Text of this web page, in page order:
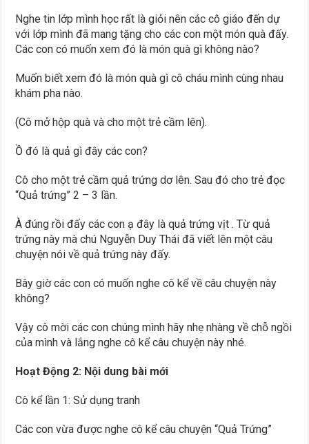
Nghe tin lớp mình học rất là giỏi nên các cô giáo đến dự
với lớp mình đã mang tặng cho các con một món quà đấy.
Các con có muốn xem đó là món quà gì không nào?
Muốn biết xem đó là món quà gì cô cháu mình cùng nhau
khám pha nào.
(Cô mở hộp quà và cho một trẻ cầm lên).
Ồ đó là quả gì đây các con?
Cô cho một trẻ cầm quả trứng dơ lên. Sau đó cho trẻ đọc
“Quả trứng” 2 – 3 lần.
À đúng rồi đấy các con ạ đây là quả trứng vịt . Từ quả
trứng này mà chú Nguyễn Duy Thái đã viết lên một câu
chuyện nói về quả trứng này đấy.
Bây giờ các con có muốn nghe cô kể về câu chuyện này
không?
Vậy cô mời các con chúng mình hãy nhẹ nhàng về chỗ ngồi
của mình và lắng nghe cô kể câu chuyện này nhé.
Hoạt Động 2: Nội dung bài mới
Cô kể lần 1: Sử dụng tranh
Các con vừa được nghe cô kể câu chuyện “Quả Trứng”